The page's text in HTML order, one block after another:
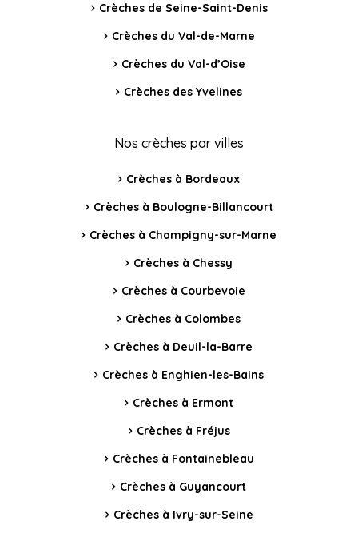
Crèches de Seine-Saint-Denis
Crèches du Val-de-Marne
Crèches du Val-d’Oise
Crèches des Yvelines
Nos crèches par villes
Crèches à Bordeaux
Crèches à Boulogne-Billancourt
Crèches à Champigny-sur-Marne
Crèches à Chessy
Crèches à Courbevoie
Crèches à Colombes
Crèches à Deuil-la-Barre
Crèches à Enghien-les-Bains
Crèches à Ermont
Crèches à Fréjus
Crèches à Fontainebleau
Crèches à Guyancourt
Crèches à Ivry-sur-Seine